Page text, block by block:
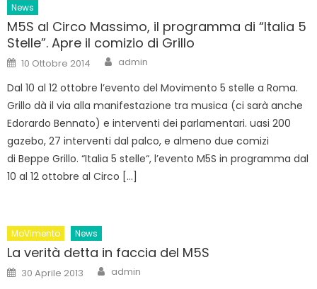
News
M5S al Circo Massimo, il programma di “Italia 5
Stelle”. Apre il comizio di Grillo
Posted
on
10 Ottobre 2014 Author
admin
Dal 10 al 12 ottobre l’evento del Movimento 5 stelle a Roma.
Grillo dà il via alla manifestazione tra musica (ci sarà anche
Edorardo Bennato) e interventi dei parlamentari. uasi 200
gazebo, 27 interventi dal palco, e almeno due comizi
di Beppe Grillo. “Italia 5 stelle“, l’evento M5S in programma dal
10 al 12 ottobre al Circo […]
MoVimento News
La verità detta in faccia del M5S
Posted
on
30 Aprile 2013 Author
admin